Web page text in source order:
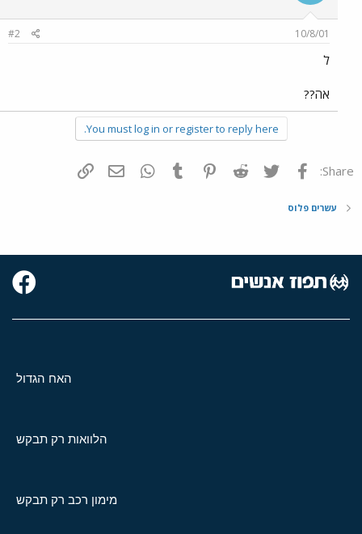
10/8/01
#2
ל
אה??
You must log in or register to reply here.
Share: פייסבוק Twitter
Reddit
Pinterest
Tumblr
WhatsAppדואר אלקטרוני
עשרים פלוס
האח הגדול
הלוואות רק תבקש
מימון רכב רק תבקש